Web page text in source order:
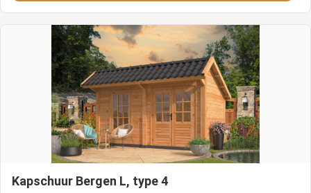
Kapschuur Bergen L, type 4